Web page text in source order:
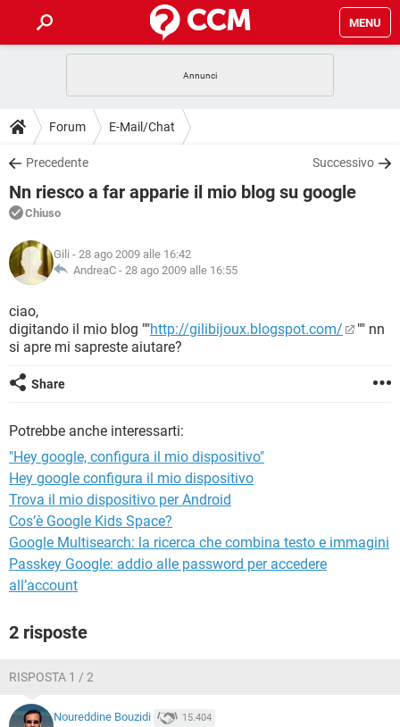
MENU
INTRATTENIMENTO
iOS
INSTAGRAM WHATSAPP
TIKTOK
HARDWARE
GUIDE
COVID-19
iOS
INSTAGRAM
TIKTOK FACEBOOK
DOWNLOAD
COVID-19 GAMING
INTRATTENIMENTO
iOS
INSTAGRAM
TIKTOK
HARDWARE
FORUM
COVID-19
INTRATTENIMENTO ANDROID
INSTAGRAM WHATSAPP
HARDWARE
GLOSSARIO
COVID-19
INTRATTENIMENTO
iOS
INSTAGRAM
HARDWARE
Forum E-Mail/Chat
Precedente Successivo
Nn riesco a far apparie il mio blog su google
Chiuso
Gili - 28 ago 2009 alle 16:42
AndreaC - 28 ago 2009 alle 16:55
ciao,
digitando il mio blog ""http://gilibijoux.blogspot.com/
"" nn
si apre mi sapreste aiutare?
Share
Potrebbe anche interessarti:
"Hey google, configura il mio dispositivo"
Hey google configura il mio dispositivo
Trova il mio dispositivo per Android
Cos’è Google Kids Space?
Google Multisearch: la ricerca che combina testo e immagini
Passkey Google: addio alle password per accedere
all’account
2 risposte
RISPOSTA 1 / 2
Noureddine Bouzidi 15.404